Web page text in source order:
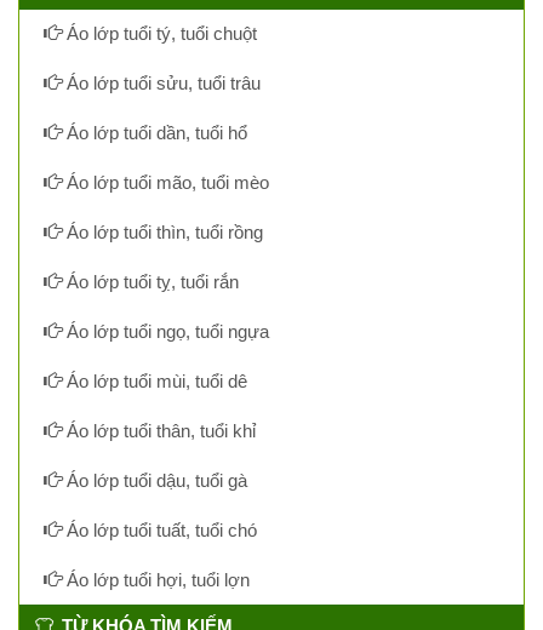
Áo lớp tuổi tý, tuổi chuột
Áo lớp tuổi sửu, tuổi trâu
Áo lớp tuổi dần, tuổi hổ
Áo lớp tuổi mão, tuổi mèo
Áo lớp tuổi thìn, tuổi rồng
Áo lớp tuổi tỵ, tuổi rắn
Áo lớp tuổi ngọ, tuổi ngựa
Áo lớp tuổi mùi, tuổi dê
Áo lớp tuổi thân, tuổi khỉ
Áo lớp tuổi dậu, tuổi gà
Áo lớp tuổi tuất, tuổi chó
Áo lớp tuổi hợi, tuổi lợn